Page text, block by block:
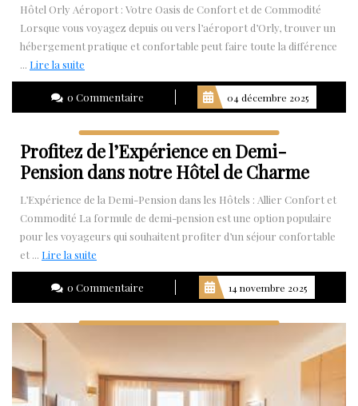
Hôtel Orly Aéroport : Votre Oasis de Confort et de Commodité
Lorsque vous voyagez depuis ou vers l’aéroport d’Orly, trouver un
hébergement pratique et confortable peut faire toute la différence
... Lire la suite
la
suite
0 Commentaire 04 décembre 2025
Profitez de l’Expérience en Demi-
Pension dans notre Hôtel de Charme
L’Expérience de la Demi-Pension dans les Hôtels : Allier Confort et
Commodité La formule de demi-pension est une option populaire
pour les voyageurs qui souhaitent profiter d’un séjour confortable
et ... Lire la suite
la
suite
0 Commentaire 14 novembre 2025